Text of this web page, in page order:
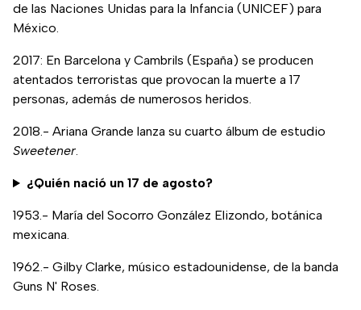
de las Naciones Unidas para la Infancia (UNICEF) para
México.
2017: En Barcelona y Cambrils (España) se producen
atentados terroristas que provocan la muerte a 17
personas, además de numerosos heridos.
2018.- Ariana Grande lanza su cuarto álbum de estudio
Sweetener.
¿Quién nació un 17 de agosto?
1953.- María del Socorro González Elizondo, botánica
mexicana.
1962.- Gilby Clarke, músico estadounidense, de la banda
Guns N' Roses.